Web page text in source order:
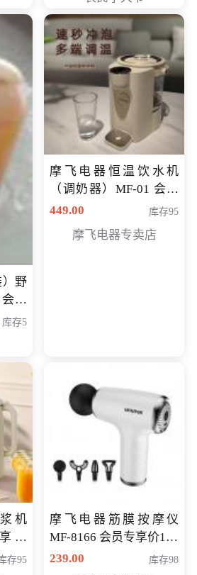
）野
库存5
摩飞电器恒温饮水机
（调奶器）MF-01 会员
专享价366元
449.00 库存95
摩飞电器专卖店
机
存95
摩飞电器筋膜按摩仪
MF-8166 会员专享价168
元
239.00 库存98